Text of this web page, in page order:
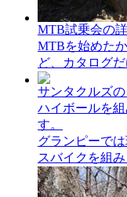
MTB試乗会の
MTBを始めた
ど、カタログ
サンタクルズ
ハイボールを
す。
グランピーで
スバイクを組